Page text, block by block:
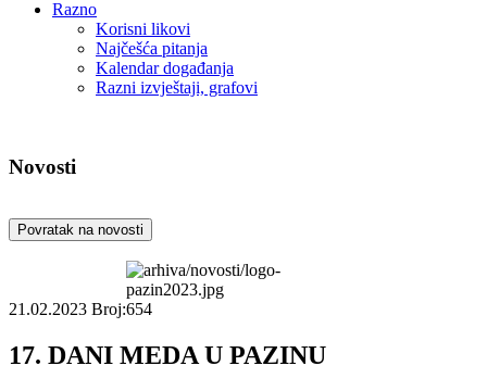
Razno
Korisni likovi
Najčešća pitanja
Kalendar događanja
Razni izvještaji, grafovi
Novosti
Povratak na novosti
21.02.2023 Broj:654
17. DANI MEDA U PAZINU